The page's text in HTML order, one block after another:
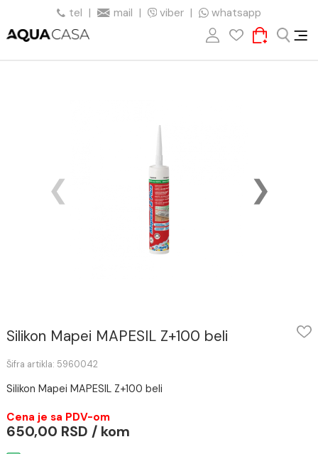
tel | mail | viber | whatsapp
Silikon Mapei MAPESIL Z+100 beli
Silikon Mapei MAPESIL Z+100 beli